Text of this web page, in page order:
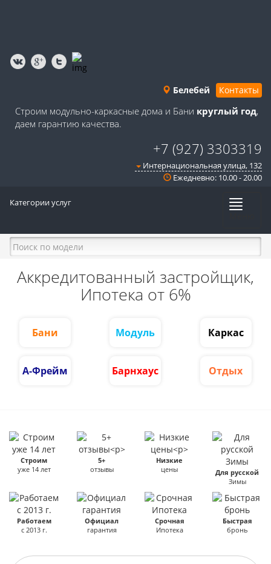
Белебей Контакты
Строим модульно-каркасные дома и Бани круглый год,
даем гарантию качества.
+7 (927) 3303319
Интернациональная улица, 132
Ежедневно: 10.00 - 20.00
Категории услуг
Аккредитованный застройщик,
Ипотека от 6%
Бани Модуль Каркас
А-Фрейм Барнхаус Отдых
Строим
уже 14 лет
5+
отзывы
Низкие
цены
Для русской
Зимы
Работаем
с 2013 г.
Официал
гарантия
Срочная
Ипотека
Быстрая
бронь